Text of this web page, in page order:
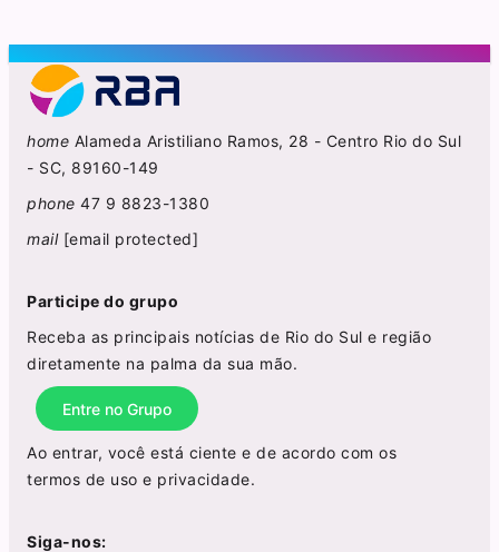
home Alameda Aristiliano Ramos, 28 - Centro Rio do Sul
- SC, 89160-149
phone 47 9 8823-1380
mail [email protected]
Participe do grupo
Receba as principais notícias de Rio do Sul e região
diretamente na palma da sua mão.
Entre no Grupo
Ao entrar, você está ciente e de acordo com os
termos de uso e privacidade.
Siga-nos: